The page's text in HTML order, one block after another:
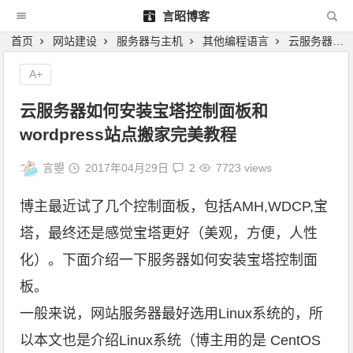
言昭博客
首页 网站建设 服务器与主机 其他编程语言 云服务器如何安装宝塔控制面板和wordpress站点搬家完美教程
云服务器如何安装宝塔控制面板和
wordpress站点搬家完美教程
言曌 2017年04月29日 2 7723 views
博主最近试了几个控制面板，包括AMH,WDCP,宝
塔，最终还是感觉宝塔更好（美观，方便，人性
化）。下面介绍一下服务器如何安装宝塔控制面
板。
一般来说，网站服务器最好选用Linux系统的，所
以本文也是介绍Linux系统（博主用的是 CentOS
A+